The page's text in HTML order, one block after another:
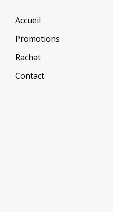
Accueil
Promotions
Rachat
Contact